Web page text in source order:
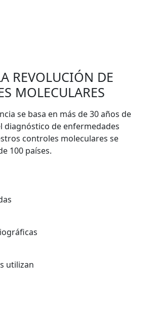
REVOLUCIÓN DE
MOLECULARES
se basa en más de 30 años de
diagnóstico de enfermedades
controles moleculares se
100 países.
utilizan